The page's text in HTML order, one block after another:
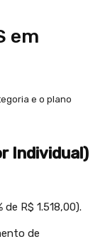
em
e o plano
Individual)
de R$ 1.518,00).
de